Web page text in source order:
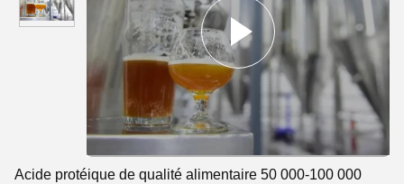
Acide protéique de qualité alimentaire 50 000-100 000